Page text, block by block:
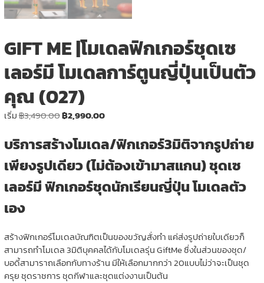
GIFT ME |โมเดลฟิกเกอร์ชุดเซ
เลอร์มี โมเดลการ์ตูนญี่ปุ่นเป็นตัว
คุณ (027)
เริ่ม฿3,490.00Original
was:
฿3,490.00.
฿2,990.00Current
is:
฿2,990.00.
บริการสร้างโมเดล/ฟิกเกอร์3มิติจากรูปถ่าย
เพียงรูปเดียว (ไม่ต้องเข้ามาสแกน) ชุดเซ
เลอร์มี ฟิกเกอร์ชุดนักเรียนญี่ปุ่น โมเดลตัว
เอง
สร้างฟิกเกอร์โมเดลบัณฑิตเป็นของขวัญสั่งทำ แค่ส่งรูปถ่ายใบเดียวก็
สามารถทำโมเดล 3มิติบุคคลได้กับโมเดลรุ่น GiftMe ซึ่งในส่วนของชุด/
บอดี้สามาราถเลือกกับทางร้าน มีให้เลือกมากกว่า 20แบบไม่ว่าจะเป็นชุด
ครุย ชุดราชการ ชุดกีฬาและชุดแต่งงานเป็นต้น